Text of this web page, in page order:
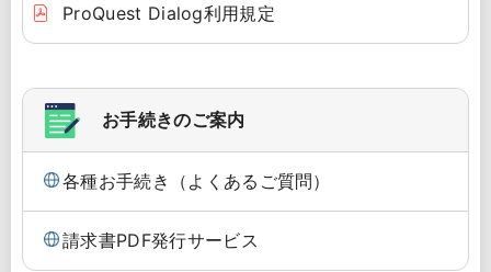
お手続きのご案内
各種お手続き（よくあるご質問）
請求書PDF発行サービス
ProQuest Dialog利用規定